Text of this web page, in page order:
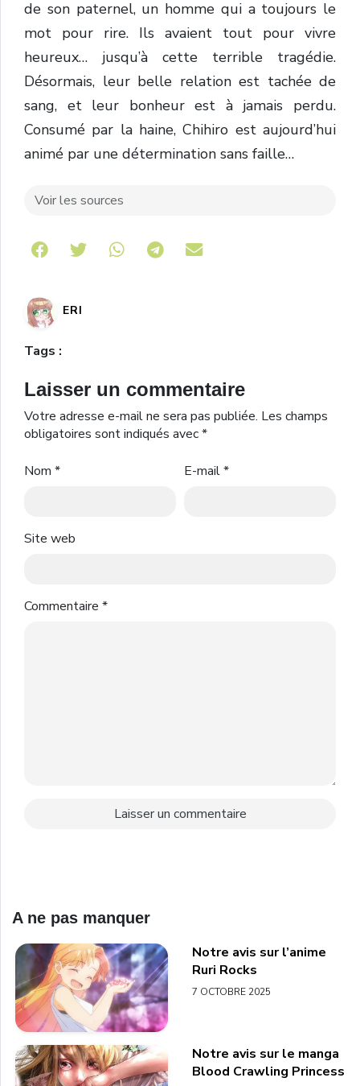
de son paternel, un homme qui a toujours le
mot pour rire. Ils avaient tout pour vivre
heureux… jusqu’à cette terrible tragédie.
Désormais, leur belle relation est tachée de
sang, et leur bonheur est à jamais perdu.
Consumé par la haine, Chihiro est aujourd’hui
animé par une détermination sans faille…
Voir les sources
Share on Telegram
ERI
Tags :
Laisser un commentaire
Votre adresse e-mail ne sera pas publiée. Les champs
obligatoires sont indiqués avec*
Nom * E-mail*
Site web
Commentaire *
A ne pas manquer
Notre avis sur l’anime
Ruri Rocks
7 OCTOBRE 2025
Notre avis sur le manga
Blood Crawling Princess